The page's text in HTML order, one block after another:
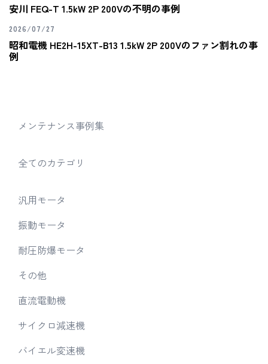
安川 FEQ-T 1.5kW 2P 200Vの不明の事例
2026/07/27
昭和電機 HE2H-15XT-B13 1.5kW 2P 200Vのファン割れの事
例
メンテナンス事例集
全てのカテゴリ
汎用モータ
振動モータ
耐圧防爆モータ
その他
直流電動機
サイクロ減速機
バイエル変速機